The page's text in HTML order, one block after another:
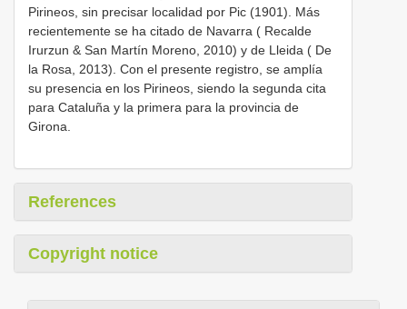
Pirineos, sin precisar localidad por Pic (1901). Más
recientemente se ha citado de Navarra ( Recalde
Irurzun & San Martín Moreno, 2010) y de Lleida ( De
la Rosa, 2013). Con el presente registro, se amplía
su presencia en los Pirineos, siendo la segunda cita
para Cataluña y la primera para la provincia de
Girona.
References
Copyright notice